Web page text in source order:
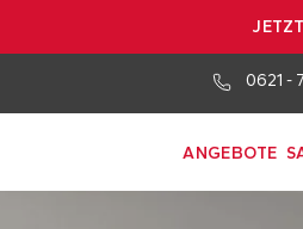
0621 -
ANGEBOTE